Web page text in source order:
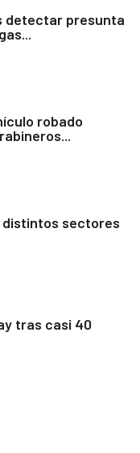
detectar presunta
robado
distintos sectores
tras casi 40